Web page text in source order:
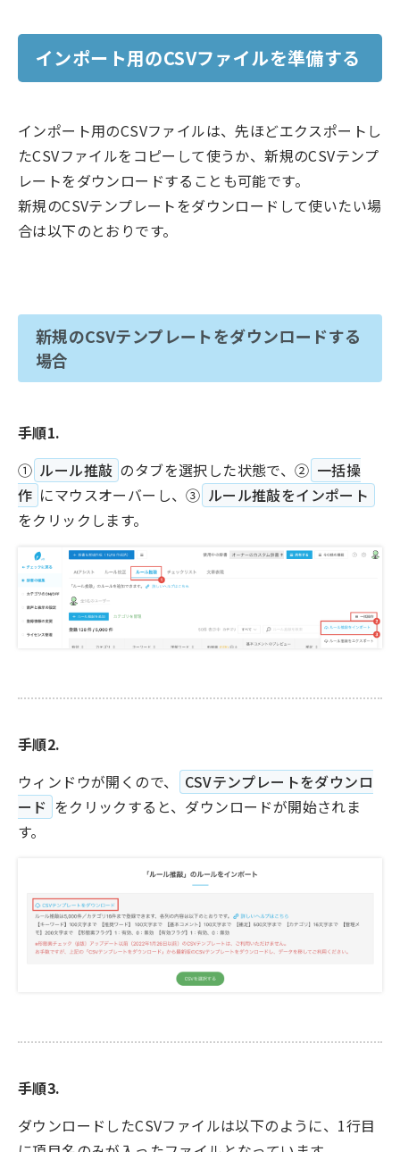
インポート用のCSVファイルを準備する
インポート用のCSVファイルは、先ほどエクスポートし
たCSVファイルをコピーして使うか、新規のCSVテンプ
レートをダウンロードすることも可能です。
新規のCSVテンプレートをダウンロードして使いたい場
合は以下のとおりです。
新規のCSVテンプレートをダウンロードする
場合
手順1.
① ルール推敲 のタブを選択した状態で、② 一括操
作 にマウスオーバーし、③ ルール推敲をインポート
をクリックします。
手順2.
ウィンドウが開くので、
CSVテンプレートをダウンロ
ード をクリックすると、ダウンロードが開始されま
す。
手順3.
ダウンロードしたCSVファイルは以下のように、1行目